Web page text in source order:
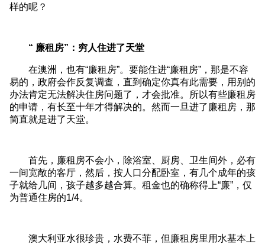
样的呢？
“ 廉租房”：穷人住进了天堂
在澳洲，也有“廉租房”。要能住进“廉租房”，那是不容
易的，政府会作反复调查，直到确定你真有此需要，用别的
办法肯定无法解决住房问题了，才会批准。所以有些廉租房
的申请，有长至十年才得解决的。然而一旦进了廉租房，那
简直就是进了天堂。
首先，廉租房不会小，除浴室、厨房、卫生间外，必有
一间宽敞的客厅，然后，按人口分配卧室，有几个成年的孩
子就给几间，孩子越多越合算。租金也的确称得上“廉”，仅
为普通住房的1/4。
澳大利亚水很珍贵，水费不菲，但廉租房里用水基本上